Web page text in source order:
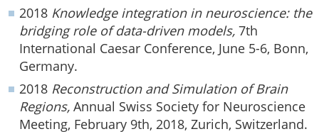
2018 Knowledge integration in neuroscience: the
bridging role of data-driven models, 7th
International Caesar Conference, June 5-6, Bonn,
Germany.
2018 Reconstruction and Simulation of Brain
Regions, Annual Swiss Society for Neuroscience
Meeting, February 9th, 2018, Zurich, Switzerland.